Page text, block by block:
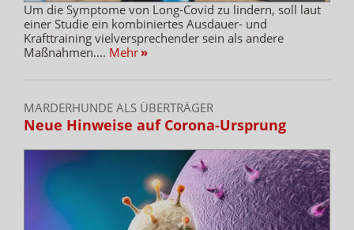
Um die Symptome von Long-Covid zu lindern, soll laut
einer Studie ein kombiniertes Ausdauer- und
Krafttraining vielversprechender sein als andere
Maßnahmen.... Mehr »
MARDERHUNDE ALS ÜBERTRÄGER
Neue Hinweise auf Corona-Ursprung